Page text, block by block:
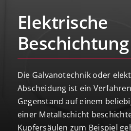
Elektrische
Beschichtung
Die Galvanotechnik oder
Abscheidung ist ein
Gegenstand auf einem
einer Metallschicht
Kupfersäulen zum Beispiel